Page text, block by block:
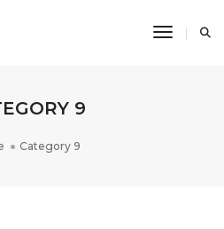
Toggle
9
Category 9